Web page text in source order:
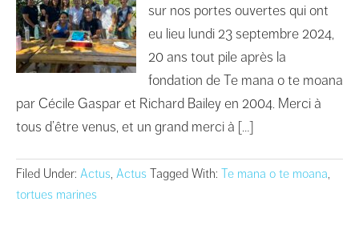
sur nos portes ouvertes qui ont
eu lieu lundi 23 septembre 2024,
20 ans tout pile après la
fondation de Te mana o te moana
par Cécile Gaspar et Richard Bailey en 2004. Merci à
tous d’être venus, et un grand merci à […]
Filed Under: Actus, Actus Tagged With: Te mana o te moana,
tortues marines